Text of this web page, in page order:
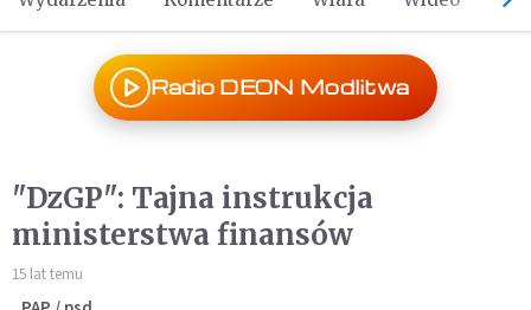
Radio DEON Modlitwa
"DzGP": Tajna instrukcja
ministerstwa finansów
15 lat temu